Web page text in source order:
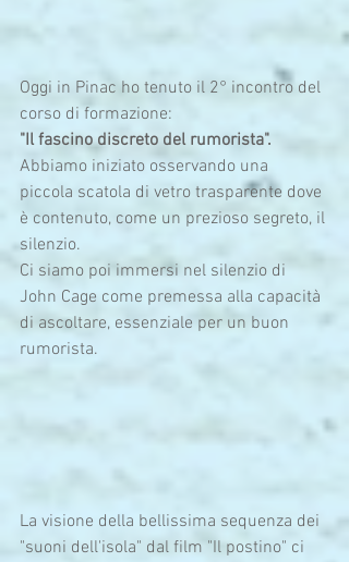
Oggi in Pinac ho tenuto il 2° incontro del
corso di formazione:
"Il fascino discreto del rumorista".
Abbiamo iniziato osservando una
piccola scatola di vetro trasparente dove
è contenuto, come un prezioso segreto, il
silenzio.
Ci siamo poi immersi nel silenzio di
John Cage come premessa alla capacità
di ascoltare, essenziale per un buon
rumorista.
La visione della bellissima sequenza dei
"suoni dell'isola" dal film "Il postino" ci